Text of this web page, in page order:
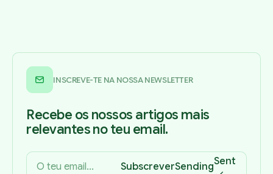
INSCREVE-TE NA NOSSA NEWSLETTER
Recebe os nossos artigos mais
relevantes no teu email.
SubscreverSendingSent